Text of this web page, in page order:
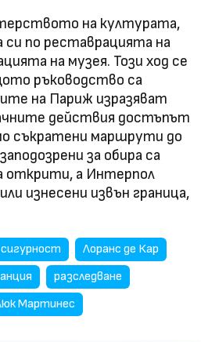
на културата,
по реставрацията на
на музея. Този ход се
ръководство са
на Париж изразяват
действия достъпът
съкратени маршрути до
за обира са
открити, а Интерпол
изнесени извън граница,
сигурност
Лоранс де Кар
разследване
Мартинес